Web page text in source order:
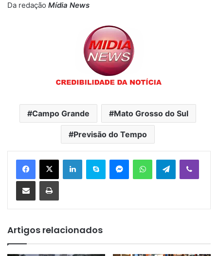
Da redação Mídia News
Campo Grande Mato Grosso do Sul
Previsão do Tempo
Telegram
Artigos relacionados